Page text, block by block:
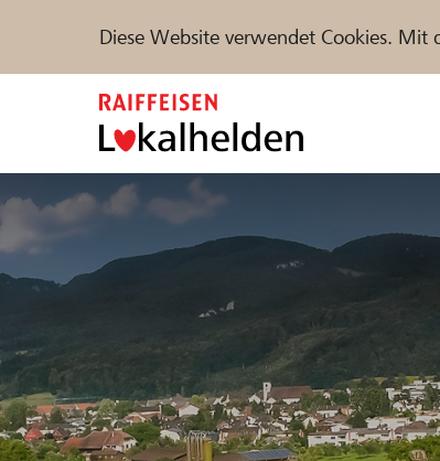
Diese Website verwendet Cookies. Mit
Unterstützen
Projekte und Organisationen finden
DE FR IT